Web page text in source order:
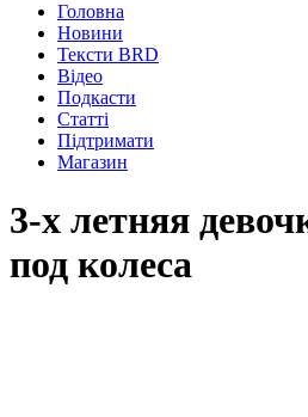
Головна
Новини
Тексти BRD
Відео
Подкасти
Статті
Підтримати
Магазин
3-х летняя
под колеса